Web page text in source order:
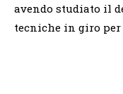
avendo studiato il
tecniche in giro per